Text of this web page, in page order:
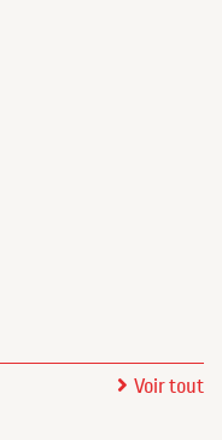
Voir tout